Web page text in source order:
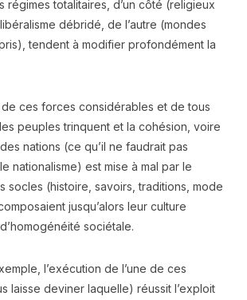
régimes totalitaires, d’un côté (religieux
débridé, de l’autre (mondes
tendent à modifier profondément la
ces forces considérables et de tous
peuples trinquent et la cohésion, voire
nations (ce qu’il ne faudrait pas
nationalisme) est mise à mal par le
socles (histoire, savoirs, traditions, mode
jusqu’alors leur culture
sociétale.
l’exécution de l’une de ces
laisse deviner laquelle) réussit l’exploit